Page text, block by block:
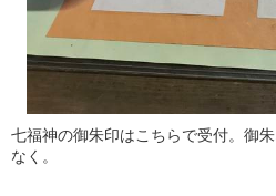
七福神の御朱印はこちらで受付。御
なく。